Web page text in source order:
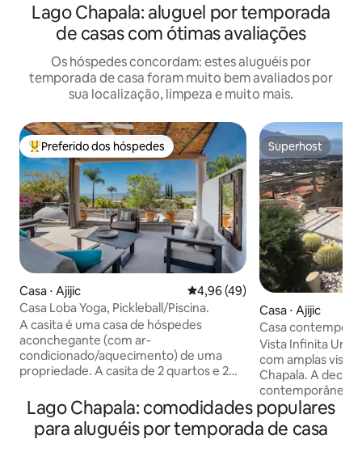
Lago Chapala: aluguel por temporada
de casas com ótimas avaliações
Os hóspedes concordam: estes aluguéis por
temporada de casa foram muito bem avaliados por
sua localização, limpeza e muito mais.
Entre os melhores preferidos dos hóspedes
Preferido dos hóspedes
Casa ⋅ Ajijic 4,96 de uma avaliação média
4,96 (49)
Casa Loba Yoga, Pickleball/Piscina.
A casita é uma casa de hóspedes
aconchegante (com ar-
condicionado/aquecimento) de uma
propriedade. A casita de 2 quartos e 2
privado dentro de uma propriedade
murada encantadora e segura. Hi speed
WiF. Localizado a poucos quarteirões das
Superhost
Superhost
Casa ⋅ Ajijic
Casa
vista incrível!
Vista Infinita Uma
com amplas
Chapala. A
contemporânea.
entre os quartos,
próprio banheiro
despensa e
Lago Chapala: comodidades populares
para aluguéis por temporada de casa